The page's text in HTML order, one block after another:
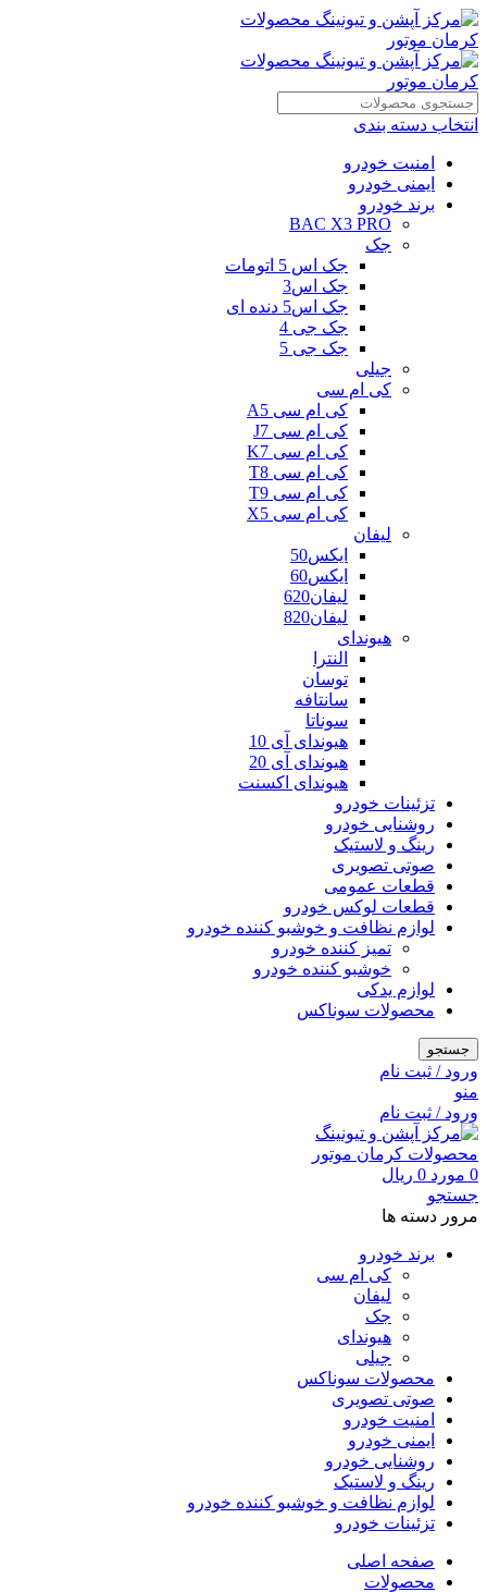
انتخاب دسته بندی
امنیت خودرو
ایمنی خودرو
برند خودرو
BAC X3 PRO
جک
جک اس 5 اتومات
جک اس3
جک اس5 دنده ای
جک جی 4
جک جی 5
جیلی
کی ام سی
کی ام سی A5
کی ام سی J7
کی ام سی K7
کی ام سی T8
کی ام سی T9
کی ام سی X5
لیفان
ایکس50
ایکس60
لیفان620
لیفان820
هیوندای
النترا
توسان
سانتافه
سوناتا
هیوندای آی 10
هیوندای آی 20
هیوندای اکسنت
تزئینات خودرو
روشنایی خودرو
رینگ و لاستیک
صوتی تصویری
قطعات عمومی
قطعات لوکس خودرو
لوازم نظافت و خوشبو کننده خودرو
تمیز کننده خودرو
خوشبو کننده خودرو
لوازم یدکی
محصولات سوناکس
جستجو
ورود / ثبت نام
منو
ورود / ثبت نام
0 مورد 0 ریال
جستجو
مرور دسته ها
برند خودرو
کی ام سی
لیفان
جک
هیوندای
جیلی
محصولات سوناکس
صوتی تصویری
امنیت خودرو
ایمنی خودرو
روشنایی خودرو
رینگ و لاستیک
لوازم نظافت و خوشبو کننده خودرو
تزئینات خودرو
صفحه اصلی
محصولات